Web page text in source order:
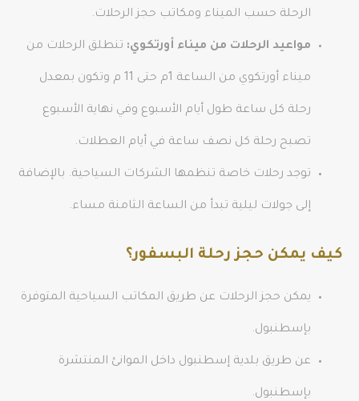
الرحلة حسب الميناء ومكاتب حجز الرحلات.
مواعيد الرحلات من ميناء أورتكوي: تنطلق الرحلات من
ميناء أورتكوي من الساعة 1م حتى 11 م وتكون بمعدل
رحلة كل ساعة طول أيام الأسبوع وفي نهاية الأسبوع
تصبح رحلة كل نصف ساعة في أيام العطلات.
توجد رحلات خاصة تنظمها الشركات السياحية. بالإضافة
إلى جولات ليلية تبدأ من الساعة الثامنة مساء.
كيف يمكن حجز رحلة البسفور؟
يمكن حجز الرحلات عن طريق المكاتب السياحية المتوفرة
بإسطنبول.
عن طريق بلدية إسطنبول داخل الموانئ المنتشرة
بإسطنبول.